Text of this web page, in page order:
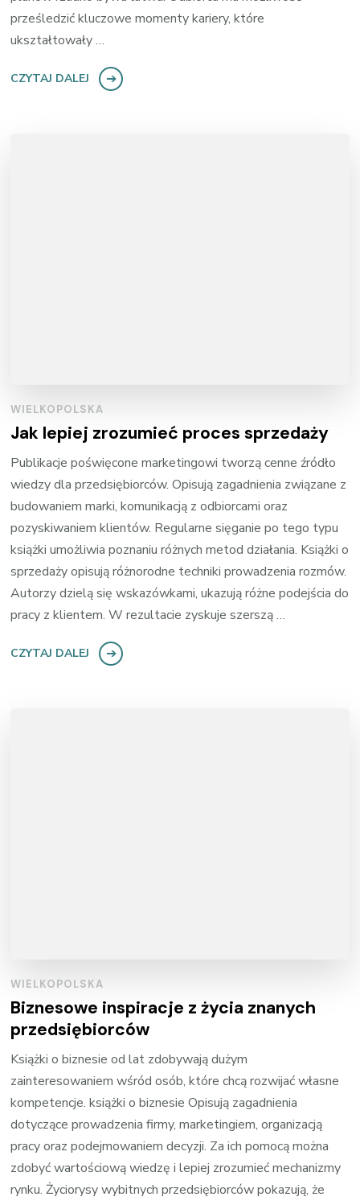
prześledzić kluczowe momenty kariery, które
ukształtowały …
CZYTAJ DALEJ
WIELKOPOLSKA
Jak lepiej zrozumieć proces sprzedaży
Publikacje poświęcone marketingowi tworzą cenne źródło
wiedzy dla przedsiębiorców. Opisują zagadnienia związane z
budowaniem marki, komunikacją z odbiorcami oraz
pozyskiwaniem klientów. Regularne sięganie po tego typu
książki umożliwia poznaniu różnych metod działania. Książki o
sprzedaży opisują różnorodne techniki prowadzenia rozmów.
Autorzy dzielą się wskazówkami, ukazują różne podejścia do
pracy z klientem. W rezultacie zyskuje szerszą …
CZYTAJ DALEJ
WIELKOPOLSKA
Biznesowe inspiracje z życia znanych
przedsiębiorców
Książki o biznesie od lat zdobywają dużym
zainteresowaniem wśród osób, które chcą rozwijać własne
kompetencje. książki o biznesie Opisują zagadnienia
dotyczące prowadzenia firmy, marketingiem, organizacją
pracy oraz podejmowaniem decyzji. Za ich pomocą można
zdobyć wartościową wiedzę i lepiej zrozumieć mechanizmy
rynku. Życiorysy wybitnych przedsiębiorców pokazują, że